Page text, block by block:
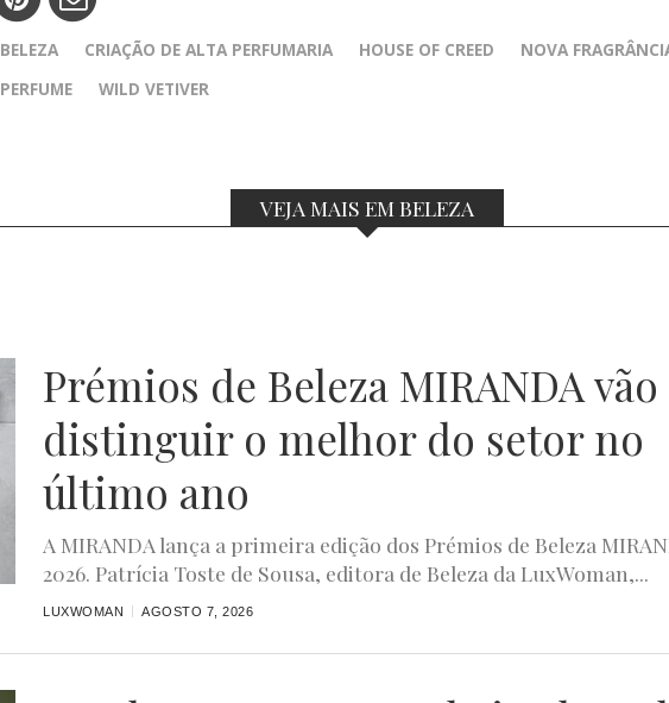
BELEZA CRIAÇÃO DE ALTA PERFUMARIA HOUSE OF CREED
NOVA
PERFUME WILD VETIVER
VEJA MAIS EM BELEZA
Prémios de Beleza MIRANDA vão
distinguir o melhor do setor no
último ano
A MIRANDA lança a primeira edição dos Prémios de Beleza
2026. Patrícia Toste de Sousa, editora de Beleza da LuxWoman,...
LUXWOMAN AGOSTO 7, 2026